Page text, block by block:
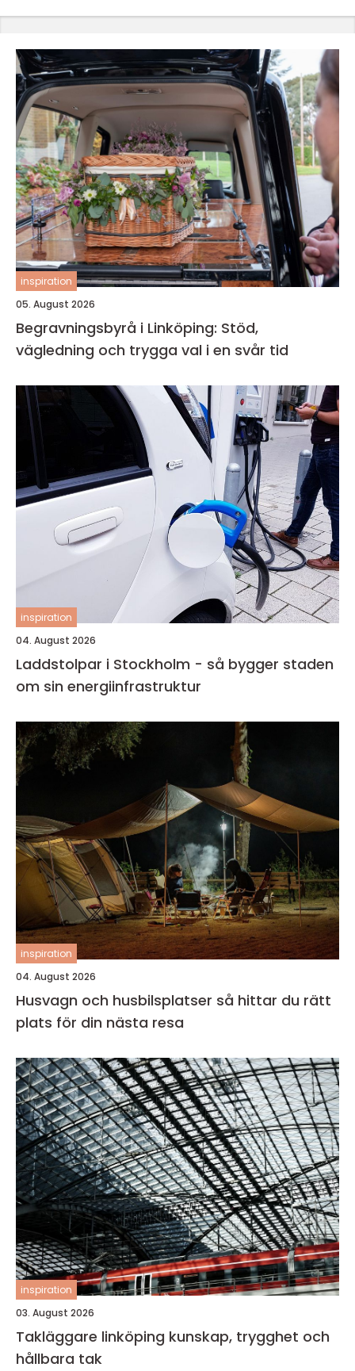
inspiration
05. August 2026
Begravningsbyrå i Linköping: Stöd,
vägledning och trygga val i en svår tid
inspiration
04. August 2026
Laddstolpar i Stockholm - så bygger staden
om sin energiinfrastruktur
inspiration
04. August 2026
Husvagn och husbilsplatser så hittar du rätt
plats för din nästa resa
inspiration
03. August 2026
Takläggare linköping kunskap, trygghet och
hållbara tak